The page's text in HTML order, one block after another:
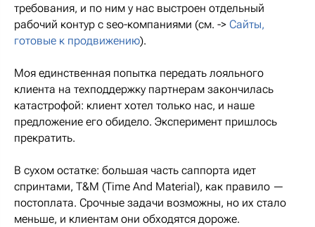
требования, и по ним у нас выстроен отдельный
рабочий контур с seo-компаниями (см. -> Сайты,
готовые к продвижению).
Моя единственная попытка передать лояльного
клиента на техподдержку партнерам закончилась
катастрофой: клиент хотел только нас, и наше
предложение его обидело. Эксперимент пришлось
прекратить.
В сухом остатке: большая часть саппорта идет
спринтами, T&M (Time And Material), как правило —
постоплата. Срочные задачи возможны, но их стало
меньше, и клиентам они обходятся дороже.